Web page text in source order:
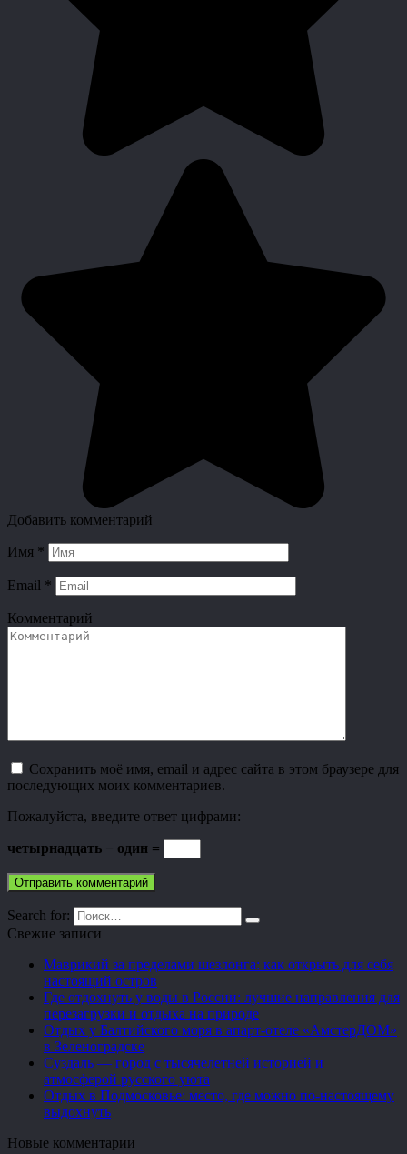
Добавить комментарий
Имя *
Email *
Комментарий
Сохранить моё имя, email и адрес сайта в этом браузере для
последующих моих комментариев.
Пожалуйста, введите ответ цифрами:
четырнадцать − один =
Search for:
Свежие записи
Маврикий за пределами шезлонга: как открыть для себя
настоящий остров
Где отдохнуть у воды в России: лучшие направления для
перезагрузки и отдыха на природе
Отдых у Балтийского моря в апарт-отеле «АмстерДОМ»
в Зеленоградске
Суздаль — город с тысячелетней историей и
атмосферой русского уюта
Отдых в Подмосковье: место, где можно по-настоящему
выдохнуть
Новые комментарии